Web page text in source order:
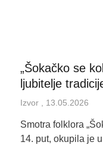
„Šokačko se
ljubitelje
Izvor 13.05.2026
Smotra folklora
14. put, okupila je